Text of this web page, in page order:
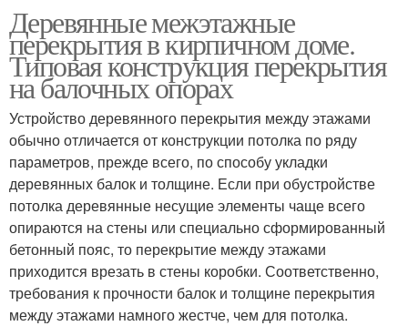
Деревянные межэтажные
перекрытия в кирпичном доме.
Типовая конструкция перекрытия
на балочных опорах
Устройство деревянного перекрытия между этажами
обычно отличается от конструкции потолка по ряду
параметров, прежде всего, по способу укладки
деревянных балок и толщине. Если при обустройстве
потолка деревянные несущие элементы чаще всего
опираются на стены или специально сформированный
бетонный пояс, то перекрытие между этажами
приходится врезать в стены коробки. Соответственно,
требования к прочности балок и толщине перекрытия
между этажами намного жестче, чем для потолка.